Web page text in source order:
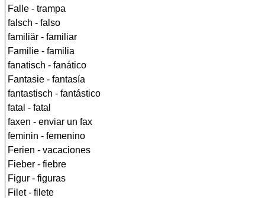
Falle - trampa
falsch - falso
familiär - familiar
Familie - familia
fanatisch - fanático
Fantasie - fantasía
fantastisch - fantástico
fatal - fatal
faxen - enviar un fax
feminin - femenino
Ferien - vacaciones
Fieber - fiebre
Figur - figuras
Filet - filete